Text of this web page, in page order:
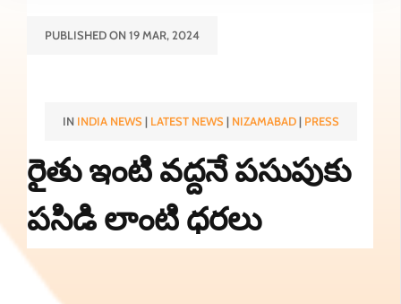
PUBLISHED ON 19 MAR, 2024
IN INDIA NEWS| LATEST NEWS| NIZAMABAD| PRESS
రైతు ఇంటి వద్దనే పసుపుకు
పసిడి లాంటి ధరలు